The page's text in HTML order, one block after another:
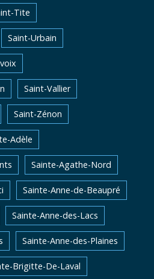
Tite
Saint-Urbain
Saint-Vallier
Saint-Zénon
Adèle
Sainte-Agathe-Nord
Sainte-Anne-de-Beaupré
Sainte-Anne-des-Lacs
Sainte-Anne-des-Plaines
Brigitte-De-Laval